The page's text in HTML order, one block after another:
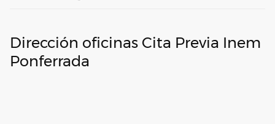
Dirección oficinas Cita Previa Inem
Ponferrada